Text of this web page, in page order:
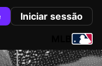
Iniciar sessão